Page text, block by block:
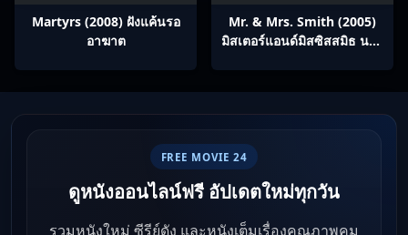
Martyrs (2008) ฝังแค้นรอ
อาฆาต
Mr. & Mrs. Smith (2005)
มิสเตอร์แอนด์มิสซิสสมิธ นาย
FREE MOVIE 24
ดูหนังออนไลน์ฟรี อัปเดตใหม่ทุกวัน
รวมหนังใหม่ ซีรีย์ดัง และหนังเต็มเรื่องคุณภาพคม